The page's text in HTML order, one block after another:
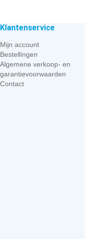
Klantenservice
Mijn account
Bestellingen
Algemene verkoop- en
garantievoorwaarden
Contact